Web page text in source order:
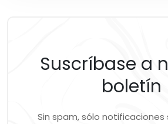
Suscríbase a
boletín
Sin spam, sólo notificaciones